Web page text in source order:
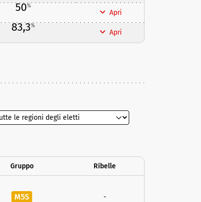
50%
Apri
83,3%
Apri
Gruppo Ribelle
M5S -